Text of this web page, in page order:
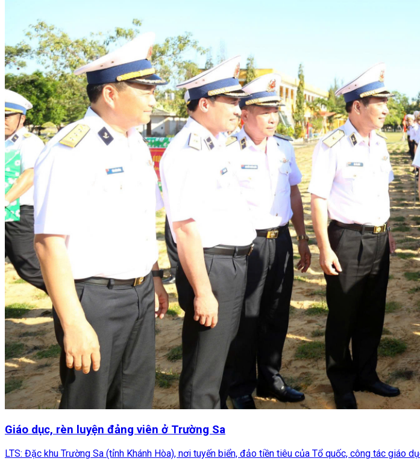
Giáo dục, rèn luyện đảng viên ở Trường Sa
LTS: Đặc khu Trường Sa (tỉnh Khánh Hòa), nơi tuyến biển, đảo tiền tiêu của Tổ quốc, công tác giáo